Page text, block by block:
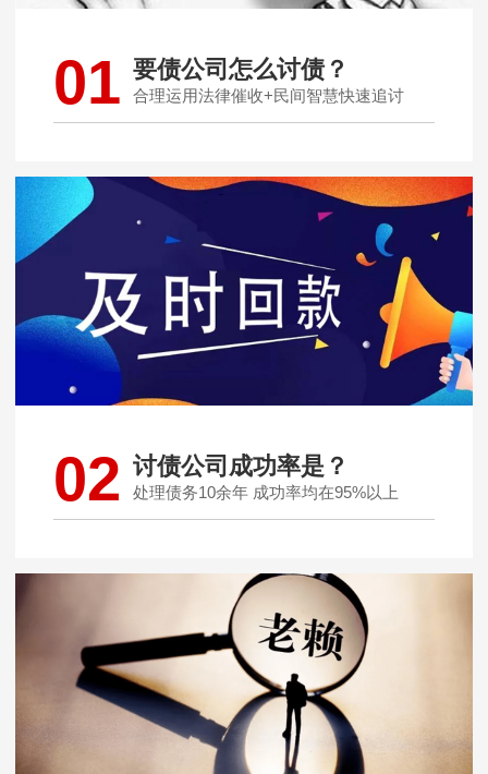
01 要债公司怎么讨债？
合理运用法律催收+民间智慧快速追讨
02 讨债公司成功率是？
处理债务10余年 成功率均在95%以上